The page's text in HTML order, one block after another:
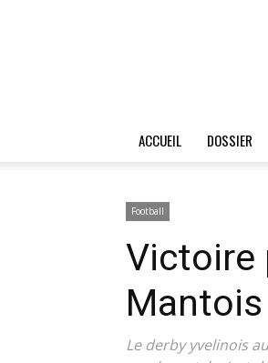
ACCUEIL DOSSIER
Football
Victoire
Mantois
Le derby yvelinois